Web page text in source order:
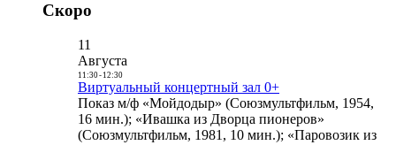
Скоро
11
Августа
11:30- 12:30
Виртуальный концертный зал 0+
Показ м/ф «Мойдодыр» (Союзмультфильм, 1954,
16 мин.); «Ивашка из Дворца пионеров»
(Союзмультфильм, 1981, 10 мин.); «Паровозик из